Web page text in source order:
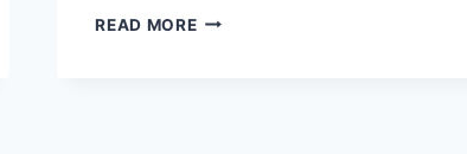
READ MOREPERFORMANS